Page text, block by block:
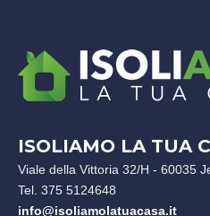
ISOLIAMO LA TUA
Viale della Vittoria 32/H - 60035
Tel. 375 5124648
info@isoliamolatuacasa.it